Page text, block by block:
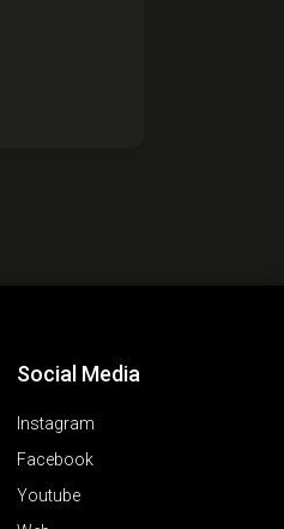
Social Media
Instagram
Facebook
Youtube